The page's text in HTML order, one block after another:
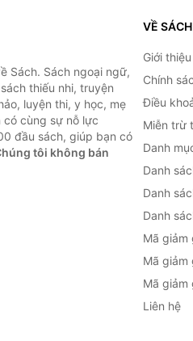
Sách. Sách ngoại ngữ,
thiếu nhi, truyện
luyện thi, y học, mẹ
có cùng sự nỗ lực
đầu sách, giúp bạn có
tôi không bán
VỀ
Giới thiệu
Chính
Điều
Miễn trừ
Danh
Danh
Danh
Danh
Mã giảm
Mã giảm
Mã giảm
Liên hệ